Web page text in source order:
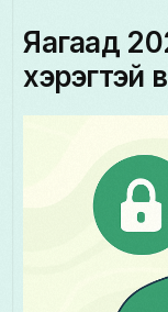
Яагаад
хэрэгтэй